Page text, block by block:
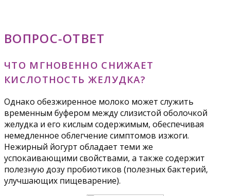
ВОПРОС-ОТВЕТ
ЧТО МГНОВЕННО СНИЖАЕТ
КИСЛОТНОСТЬ ЖЕЛУДКА?
Однако обезжиренное молоко может служить
временным буфером между слизистой оболочкой
желудка и его кислым содержимым, обеспечивая
немедленное облегчение симптомов изжоги.
Нежирный йогурт обладает теми же
успокаивающими свойствами, а также содержит
полезную дозу пробиотиков (полезных бактерий,
улучшающих пищеварение).